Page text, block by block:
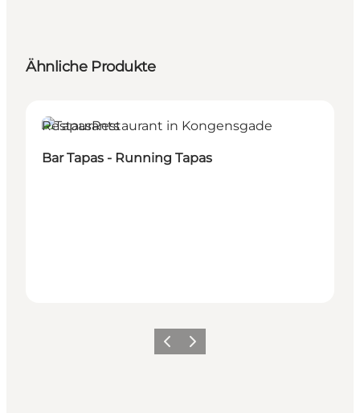
Ähnliche Produkte
Restaurants
Bar Tapas - Running Tapas
ZurückWeiter